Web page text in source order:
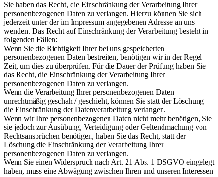
Sie haben das Recht, die Einschränkung der Verarbeitung Ihrer
personenbezogenen Daten zu verlangen. Hierzu können Sie sich
jederzeit unter der im Impressum angegebenen Adresse an uns
wenden. Das Recht auf Einschränkung der Verarbeitung besteht in
folgenden Fällen:
Wenn Sie die Richtigkeit Ihrer bei uns gespeicherten
personenbezogenen Daten bestreiten, benötigen wir in der Regel
Zeit, um dies zu überprüfen. Für die Dauer der Prüfung haben Sie
das Recht, die Einschränkung der Verarbeitung Ihrer
personenbezogenen Daten zu verlangen.
Wenn die Verarbeitung Ihrer personenbezogenen Daten
unrechtmäßig geschah / geschieht, können Sie statt der Löschung
die Einschränkung der Datenverarbeitung verlangen.
Wenn wir Ihre personenbezogenen Daten nicht mehr benötigen, Sie
sie jedoch zur Ausübung, Verteidigung oder Geltendmachung von
Rechtsansprüchen benötigen, haben Sie das Recht, statt der
Löschung die Einschränkung der Verarbeitung Ihrer
personenbezogenen Daten zu verlangen.
Wenn Sie einen Widerspruch nach Art. 21 Abs. 1 DSGVO eingelegt
haben, muss eine Abwägung zwischen Ihren und unseren Interessen